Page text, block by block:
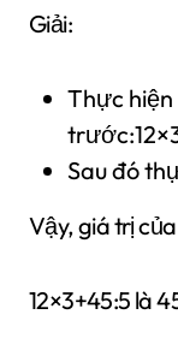
Giải:
Thực
Sau đó
Vậy, giá trị
12×3+45:5 là